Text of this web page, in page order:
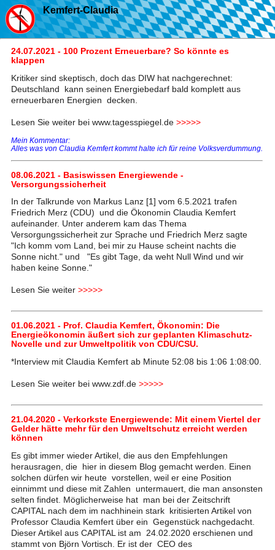
Kemfert-Claudia
24.07.2021 - 100 Prozent Erneuerbare? So könnte es
klappen
Kritiker sind skeptisch, doch das DIW hat nachgerechnet:
Deutschland kann seinen Energiebedarf bald komplett aus
erneuerbaren Energien decken.
Lesen Sie weiter bei www.tagesspiegel.de >>>>>
Mein Kommentar:
Alles was von Claudia Kemfert kommt halte ich für reine Volksverdummung.
08.06.2021 - Basiswissen Energiewende -
Versorgungssicherheit
In der Talkrunde von Markus Lanz [1] vom 6.5.2021 trafen
Friedrich Merz (CDU) und die Ökonomin Claudia Kemfert
aufeinander. Unter anderem kam das Thema
Versorgungssicherheit zur Sprache und Friedrich Merz sagte
"Ich komm vom Land, bei mir zu Hause scheint nachts die
Sonne nicht." und "Es gibt Tage, da weht Null Wind und wir
haben keine Sonne."
Lesen Sie weiter >>>>>
01.06.2021 - Prof. Claudia Kemfert, Ökonomin: Die
Energieökonomin äußert sich zur geplanten Klimaschutz-
Novelle und zur Umweltpolitik von CDU/CSU.
*Interview mit Claudia Kemfert ab Minute 52:08 bis 1:06 1:08:00.
Lesen Sie weiter bei www.zdf.de >>>>>
21.04.2020 - Verkorkste Energiewende: Mit einem Viertel der
Gelder hätte mehr für den Umweltschutz erreicht werden
können
Es gibt immer wieder Artikel, die aus den Empfehlungen
herausragen, die hier in diesem Blog gemacht werden. Einen
solchen dürfen wir heute vorstellen, weil er eine Position
einnimmt und diese mit Zahlen untermauert, die man ansonsten
selten findet. Möglicherweise hat man bei der Zeitschrift
CAPITAL nach dem im nachhinein stark kritisierten Artikel von
Professor Claudia Kemfert über ein Gegenstück nachgedacht.
Dieser Artikel aus CAPITAL ist am 24.02.2020 erschienen und
stammt von Björn Vortisch. Er ist der CEO des